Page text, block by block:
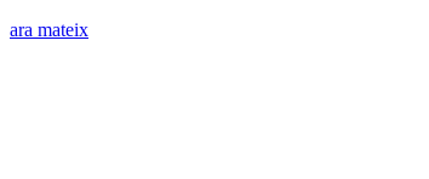
ara mateix